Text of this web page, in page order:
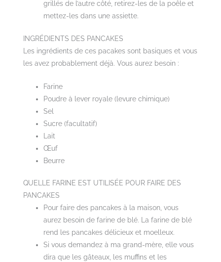
grillés de l’autre côté, retirez-les de la poêle et
mettez-les dans une assiette.
INGRÉDIENTS DES PANCAKES
Les ingrédients de ces pacakes sont basiques et vous
les avez probablement déjà. Vous aurez besoin :
Farine
Poudre à lever royale (levure chimique)
Sel
Sucre (facultatif)
Lait
Œuf
Beurre
QUELLE FARINE EST UTILISÉE POUR FAIRE DES
PANCAKES
Pour faire des pancakes à la maison, vous
aurez besoin de farine de blé. La farine de blé
rend les pancakes délicieux et moelleux.
Si vous demandez à ma grand-mère, elle vous
dira que les gâteaux, les muffins et les